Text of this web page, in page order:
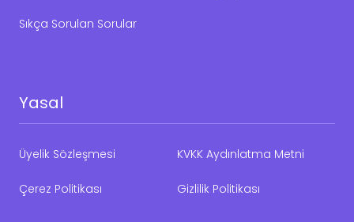
Sıkça Sorulan Sorular
Yasal
Üyelik Sözleşmesi KVKK Aydınlatma Metni
Çerez Politikası Gizlilik Politikası